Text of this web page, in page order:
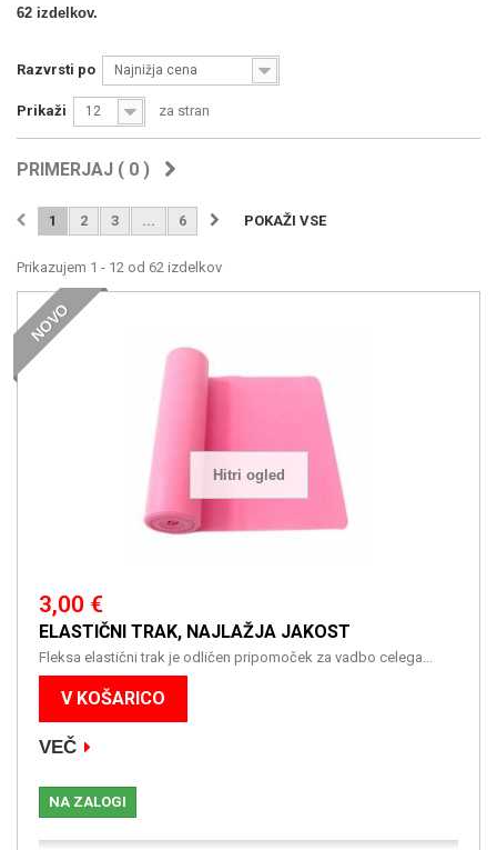
62 izdelkov.
Razvrsti po Najnižja cena
Prikaži 12 za stran
PRIMERJAJ ( 0 )
POKAŽI VSE
1 2 3 ... 6
Prikazujem 1 - 12 od 62 izdelkov
Hitri ogled
NOVO
3,00 €
ELASTIČNI TRAK, NAJLAŽJA JAKOST
Fleksa elastični trak je odličen pripomoček za vadbo celega...
V KOŠARICO
VEČ
NA ZALOGI